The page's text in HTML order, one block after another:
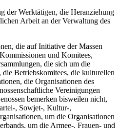
der Werktätigen, die Heranziehung
Arbeit an der Verwaltung des
die auf Initiative der Massen
und Komitees,
die sich um die
Betriebskomitees, die kulturellen
die Organisationen des
Vereinigungen
bemerken bisweilen nicht,
, Sowjet-, Kultur-,
um die Organisationen
um die Armee-, Frauen- und